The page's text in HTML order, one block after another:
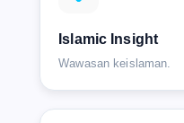
Islamic Insight
Wawasan keislaman.